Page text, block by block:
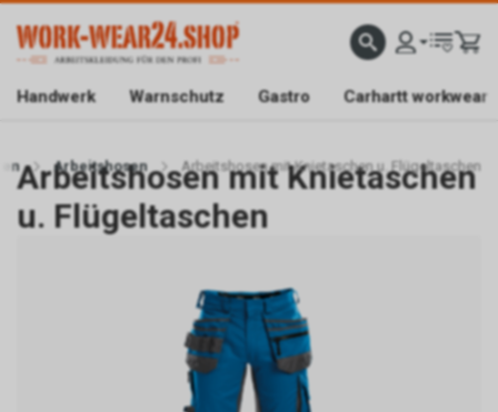
AB CHF 200.- FACHGESCHÄFT IN BAAR/ZG SICHER EINKAUFEN
Handwerk Warnschutz Gastro Carhartt workwear
Arbeitshosen Arbeitshosen mit Knietaschen u. Flügeltaschen
Arbeitshosen mit Knietaschen
u. Flügeltaschen